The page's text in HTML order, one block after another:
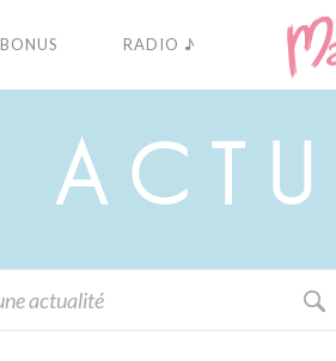
BONUS RADIO ♪
A C U